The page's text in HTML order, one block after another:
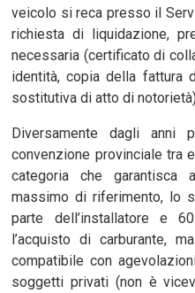
veicolo si reca presso il
richiesta di liquidazione,
necessaria (certificato di
identità, copia della fattura
sostitutiva di atto di
Diversamente dagli anni
convenzione provinciale tra
categoria che
massimo di riferimento, lo
parte dell’installatore e
l’acquisto di carburante,
compatibile con
soggetti privati (non è